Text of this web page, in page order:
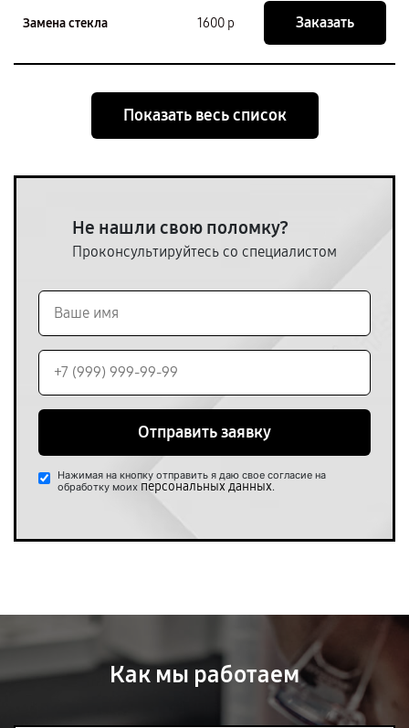
Замена стекла 1600 р Заказать
Показать весь список
Не нашли свою поломку?
Проконсультируйтесь со специалистом
Отправить заявку
Нажимая на кнопку отправить я даю свое согласие на
обработку моих персональных данных.
Как мы работаем